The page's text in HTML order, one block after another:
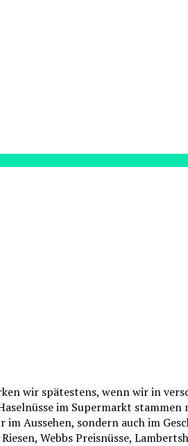
wir spätestens, wenn wir in
im Supermarkt
Aussehen, sondern auch im
Webbs Preisnüsse,